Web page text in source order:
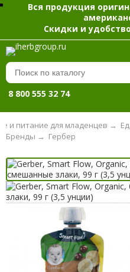
Вся продукция
Скидки и
8 800 555 32 74
и питание для младенцев →
Гербер
Бренды →